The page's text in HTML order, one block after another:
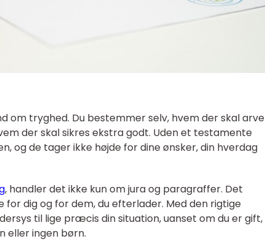
om tryghed. Du bestemmer selv, hvem der skal arve
der skal sikres ekstra godt. Uden et testamente
og de tager ikke højde for dine ønsker, din hverdag
, handler det ikke kun om jura og paragraffer. Det
for dig og for dem, du efterlader. Med den rigtige
til lige præcis din situation, uanset om du er gift,
eller ingen børn.